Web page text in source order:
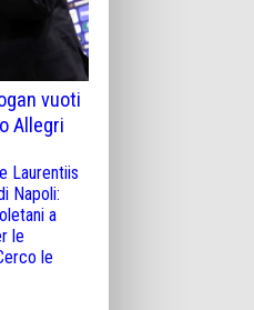
vuoti
Allegri
Laurentiis
Napoli:
a
le
le